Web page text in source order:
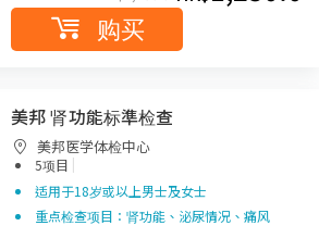
购买
美邦 肾功能标準检查
美邦医学体检中心
5项目 |
适用于18岁或以上男士及女士
重点检查项目：肾功能、泌尿情况、痛风